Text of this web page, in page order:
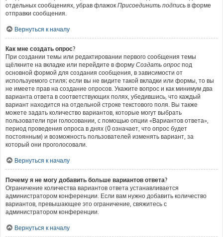
отдельных сообщениях, убрав флажок Присоединить подпись в форме
отправки сообщения.
Вернуться к началу
Как мне создать опрос?
При создании темы или редактировании первого сообщения темы
щёлкните на вкладке или перейдите в форму Создать опрос под
основной формой для создания сообщения, в зависимости от
используемого стиля; если вы не видите такой вкладки или формы, то вы
не имеете прав на создание опросов. Укажите вопрос и как минимум два
варианта ответа в соответствующих полях, убедившись, что каждый
вариант находится на отдельной строке текстового поля. Вы также
можете задать количество вариантов, которые могут выбрать
пользователи при голосовании, с помощью опции «Вариантов ответа»,
период проведения опроса в днях (0 означает, что опрос будет
постоянным) и возможность пользователей изменять вариант, за
который они проголосовали.
Вернуться к началу
Почему я не могу добавить больше вариантов ответа?
Ограничение количества вариантов ответа устанавливается
администратором конференции. Если вам нужно добавить количество
вариантов, превышающее это ограничение, свяжитесь с
администратором конференции.
Вернуться к началу